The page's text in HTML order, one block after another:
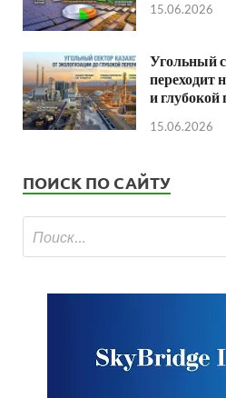
15.06.2026
Угольный
переходит
и глубокой
15.06.2026
ПОИСК ПО САЙТУ